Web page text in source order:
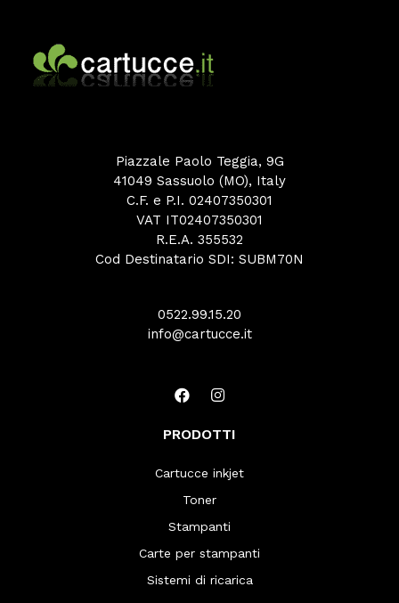
Piazzale Paolo Teggia, 9G
41049 Sassuolo (MO), Italy
C.F. e P.I. 02407350301
VAT IT02407350301
R.E.A. 355532
Cod Destinatario SDI: SUBM70N
0522.99.15.20
info@cartucce.it
PRODOTTI
Cartucce inkjet
Toner
Stampanti
Carte per stampanti
Sistemi di ricarica